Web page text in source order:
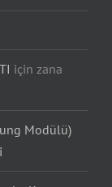
için zana
Modülü)